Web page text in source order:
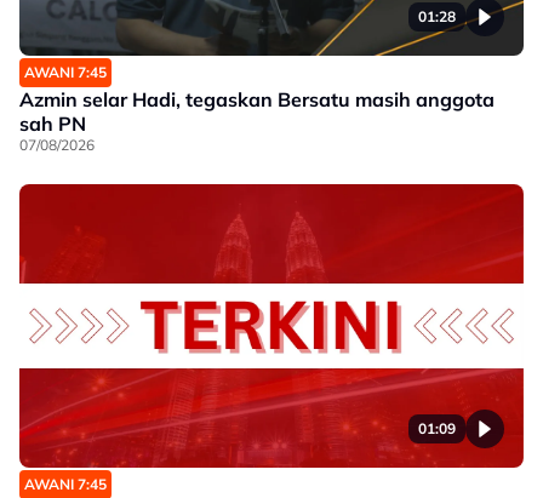
01:28
AWANI 7:45
Azmin selar Hadi, tegaskan Bersatu masih anggota
sah PN
07/08/2026
01:09
AWANI 7:45